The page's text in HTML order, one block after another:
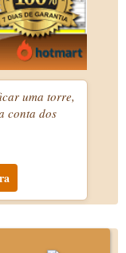
uma torre,
conta dos